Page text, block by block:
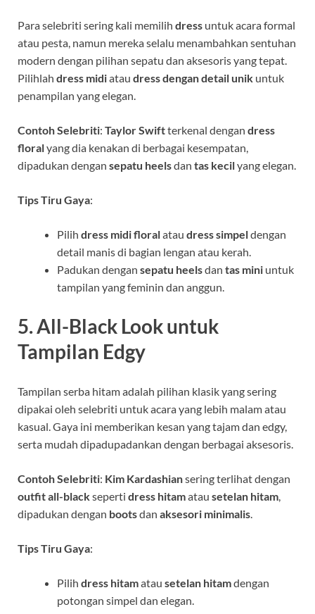
Para selebriti sering kali memilih dress untuk acara formal
atau pesta, namun mereka selalu menambahkan sentuhan
modern dengan pilihan sepatu dan aksesoris yang tepat.
Pilihlah dress midiatau dress dengan detail unik untuk
penampilan yang elegan.
Contoh Selebriti: Taylor Swiftterkenal dengan dress
floralyang dia kenakan di berbagai kesempatan,
dipadukan dengan sepatu heelsdan tas kecilyang elegan.
Tips Tiru Gaya:
Pilih dress midi floralatau dress simpeldengan
detail manis di bagian lengan atau kerah.
Padukan dengan sepatu heelsdan tas mini untuk
tampilan yang feminin dan anggun.
5.All-Black Look untuk
Tampilan Edgy
Tampilan serba hitam adalah pilihan klasik yang sering
dipakai oleh selebriti untuk acara yang lebih malam atau
kasual. Gaya ini memberikan kesan yang tajam dan edgy,
serta mudah dipadupadankan dengan berbagai aksesoris.
Contoh Selebriti: Kim Kardashiansering terlihat dengan
outfit all-blackseperti dress hitamatau setelan hitam
dipadukan dengan bootsdan aksesori minimalis
Tips Tiru Gaya:
Pilih dress hitamatau setelan hitamdengan
potongan simpel dan elegan.